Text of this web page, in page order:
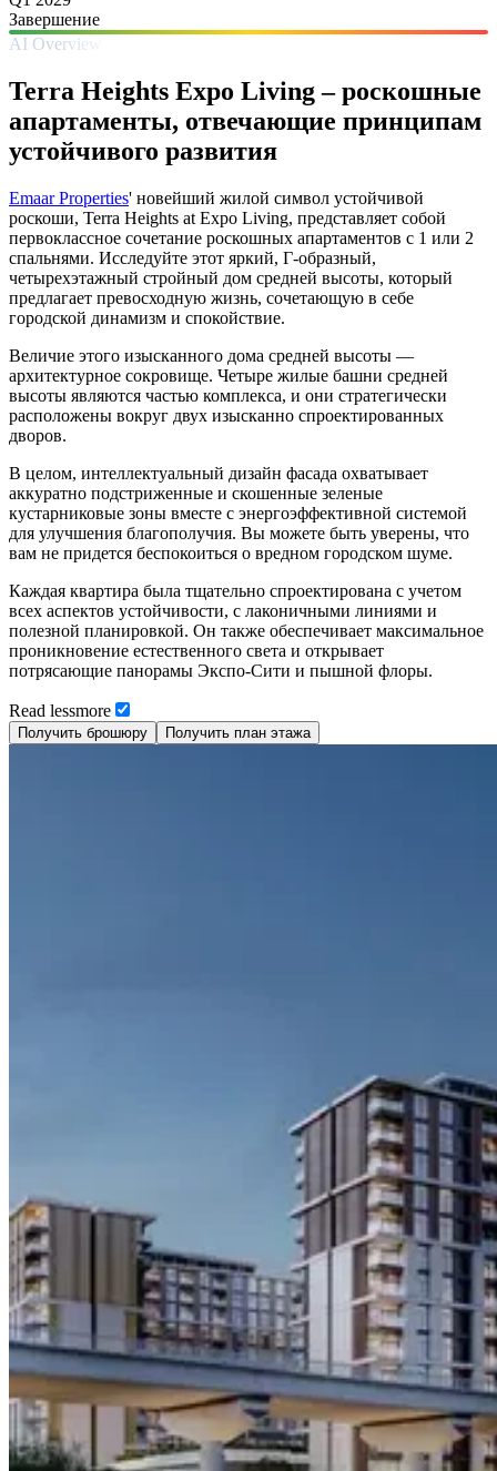
Завершение
AI Overview
Terra Heights Expo Living – роскошные
апартаменты, отвечающие принципам
устойчивого развития
Emaar Properties' новейший жилой символ устойчивой
роскоши, Terra Heights at Expo Living, представляет собой
первоклассное сочетание роскошных апартаментов с 1 или 2
спальнями. Исследуйте этот яркий, Г-образный,
четырехэтажный стройный дом средней высоты, который
предлагает превосходную жизнь, сочетающую в себе
городской динамизм и спокойствие.
Величие этого изысканного дома средней высоты —
архитектурное сокровище. Четыре жилые башни средней
высоты являются частью комплекса, и они стратегически
расположены вокруг двух изысканно спроектированных
дворов.
В целом, интеллектуальный дизайн фасада охватывает
аккуратно подстриженные и скошенные зеленые
кустарниковые зоны вместе с энергоэффективной системой
для улучшения благополучия. Вы можете быть уверены, что
вам не придется беспокоиться о вредном городском шуме.
Каждая квартира была тщательно спроектирована с учетом
всех аспектов устойчивости, с лаконичными линиями и
полезной планировкой. Он также обеспечивает максимальное
проникновение естественного света и открывает
потрясающие панорамы Экспо-Сити и пышной флоры.
Read lessmore
Получить брошюру Получить план этажа